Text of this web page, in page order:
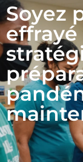
Soyez
effrayé